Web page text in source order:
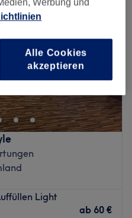
Light
ab 60 €
Werbung und
Alle Cookies
akzeptieren